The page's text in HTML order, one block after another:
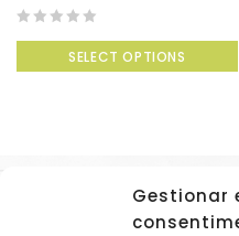
Gestionar
of
SELECT OPTIONS